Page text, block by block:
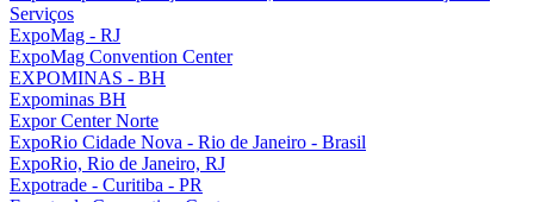
Serviços
ExpoMag - RJ
ExpoMag Convention Center
EXPOMINAS - BH
Expominas BH
Expor Center Norte
ExpoRio Cidade Nova - Rio de Janeiro - Brasil
ExpoRio, Rio de Janeiro, RJ
Expotrade - Curitiba - PR